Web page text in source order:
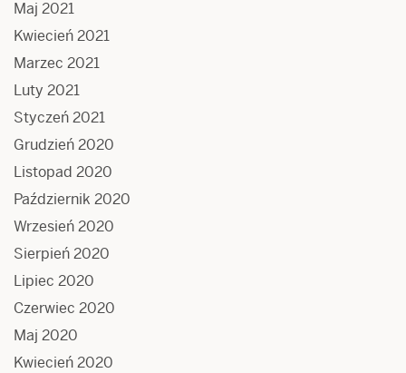
Maj 2021
Kwiecień 2021
Marzec 2021
Luty 2021
Styczeń 2021
Grudzień 2020
Listopad 2020
Październik 2020
Wrzesień 2020
Sierpień 2020
Lipiec 2020
Czerwiec 2020
Maj 2020
Kwiecień 2020